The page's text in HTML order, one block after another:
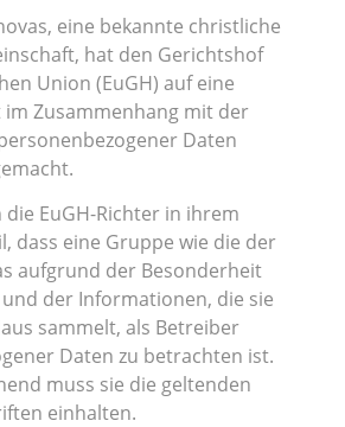
eine bekannte christliche
hat den Gerichtshof
Union (EuGH) auf eine
im Zusammenhang mit der
Daten
die EuGH-Richter in ihrem
dass eine Gruppe wie die der
aufgrund der Besonderheit
der Informationen, die sie
sammelt, als Betreiber
Daten zu betrachten ist.
muss sie die geltenden
einhalten.